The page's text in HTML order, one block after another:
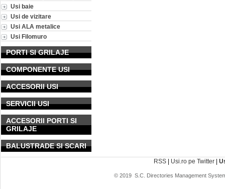
Usi baie
Usi de vizitare
Usi ALA metalice
Usi Filomuro
PORTI SI GRILAJE
COMPONENTE USI
ACCESORII USI
SERVICII USI
ACCESORII PORTI SI
GRILAJE
BALUSTRADE SI SCARI
RSS | Usi.ro pe Twitter |
© 2019 S.C. Directories Management